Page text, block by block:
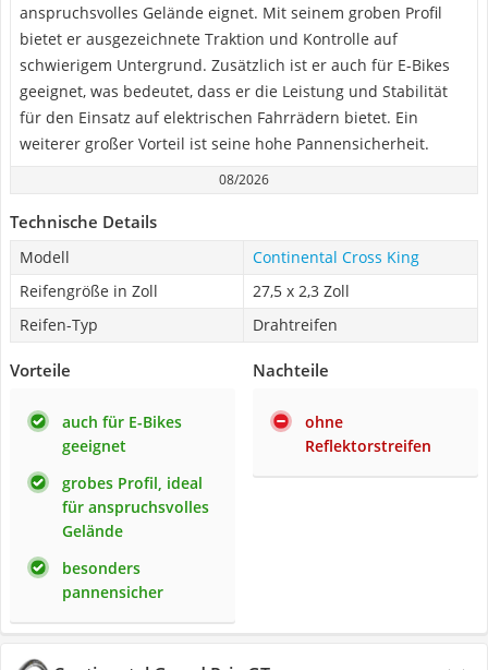
anspruchsvolles Gelände eignet. Mit seinem groben Profil
bietet er ausgezeichnete Traktion und Kontrolle auf
schwierigem Untergrund. Zusätzlich ist er auch für E-Bikes
geeignet, was bedeutet, dass er die Leistung und Stabilität
für den Einsatz auf elektrischen Fahrrädern bietet. Ein
weiterer großer Vorteil ist seine hohe Pannensicherheit.
08/2026
Technische Details
Modell
Continental Cross King
Reifengröße in Zoll
27,5 x 2,3 Zoll
Reifen-Typ
Drahtreifen
Vorteile
auch für E-Bikes
geeignet
grobes Profil, ideal
für anspruchsvolles
Gelände
besonders
pannensicher
Nachteile
ohne
Reflektorstreifen